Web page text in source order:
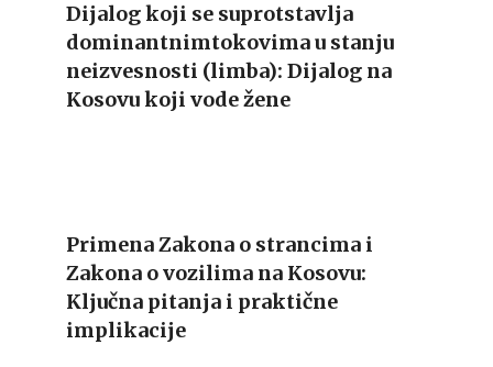
Dijalog koji se suprotstavlja
dominantnimtokovima u stanju
neizvesnosti (limba): Dijalog na
Kosovu koji vode žene
Primena Zakona o strancima i
Zakona o vozilima na Kosovu:
Ključna pitanja i praktične
implikacije